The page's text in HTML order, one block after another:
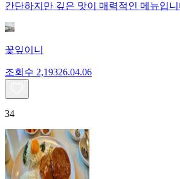
간단하지만 깊은 맛이 매력적인 메뉴입니
꽃잎이니
조회수 2,19326.04.06
34